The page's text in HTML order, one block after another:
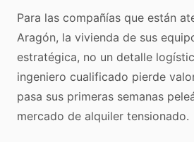
Para las compañías que están
Aragón, la vivienda de sus
estratégica, no un detalle
ingeniero cualificado pierde
pasa sus primeras semanas
mercado de alquiler tensionado.